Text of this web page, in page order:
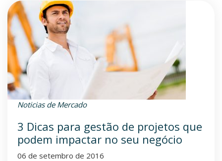
Noticias de Mercado
3 Dicas para gestão de projetos que
podem impactar no seu negócio
06 de setembro de 2016